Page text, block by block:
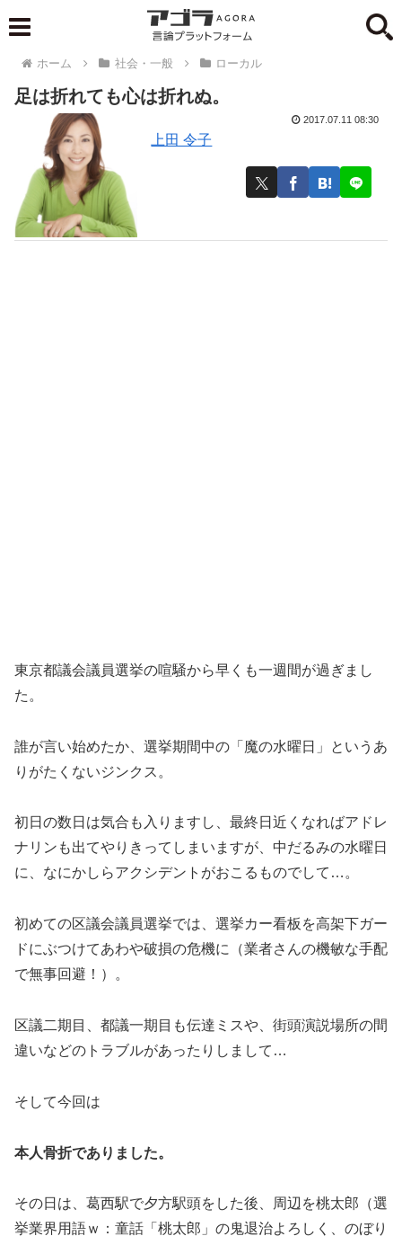
ホーム 社会・一般 ローカル
足は折れても心は折れぬ。
上田 令子
2017.07.11 08:30
東京都議会議員選挙の喧騒から早くも一週間が過ぎまし
た。
誰が言い始めたか、選挙期間中の「魔の水曜日」というあ
りがたくないジンクス。
初日の数日は気合も入りますし、最終日近くなればアドレ
ナリンも出てやりきってしまいますが、中だるみの水曜日
に、なにかしらアクシデントがおこるものでして…。
初めての区議会議員選挙では、選挙カー看板を高架下ガー
ドにぶつけてあわや破損の危機に（業者さんの機敏な手配
で無事回避！）。
区議二期目、都議一期目も伝達ミスや、街頭演説場所の間
違いなどのトラブルがあったりしまして…
そして今回は
本人骨折でありました。
その日は、葛西駅で夕方駅頭をした後、周辺を桃太郎（選
挙業界用語ｗ：童話「桃太郎」の鬼退治よろしく、のぼり